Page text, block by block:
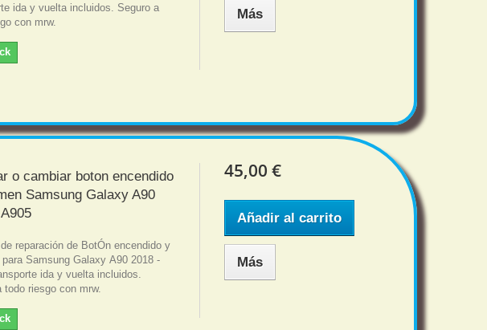
ida y vuelta incluidos. Seguro a
con mrw.
Más
o cambiar boton encendido
Samsung Galaxy A90
reparación de BotÓn encendido y
Samsung Galaxy A90 2018 -
ida y vuelta incluidos.
todo riesgo con mrw.
45,00 €
Añadir al carrito
Más